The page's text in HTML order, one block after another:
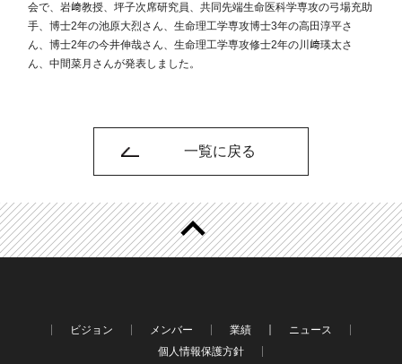
会で、岩﨑教授、坪子次席研究員、共同先端生命医科学専攻の弓場充助
手、博士2年の池原大烈さん、生命理工学専攻博士3年の高田淳平さ
ん、博士2年の今井伸哉さん、生命理工学専攻修士2年の川﨑瑛太さ
ん、中間菜月さんが発表しました。
一覧に戻る
ビジョン メンバー 業績
ニュース
個人情報保護方針